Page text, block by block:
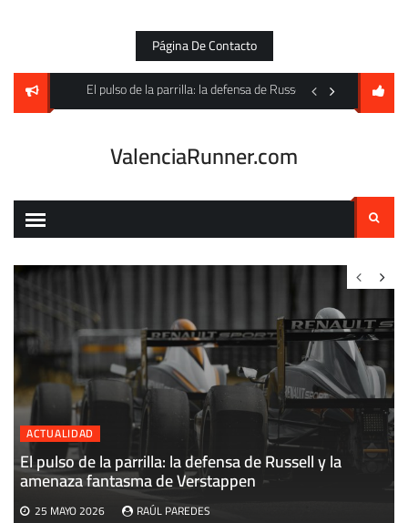
Página De Contacto
pero cede un empate en Mestalla
El pulso de la parrilla: la defensa de Russell y la amenaza
Un festín goleador
ValenciaRunner.com
Buscar:
ACTUALIDAD
El pulso de la parrilla: la defensa de Russell y la
amenaza fantasma de Verstappen
25 MAYO 2026 RAÚL PAREDES